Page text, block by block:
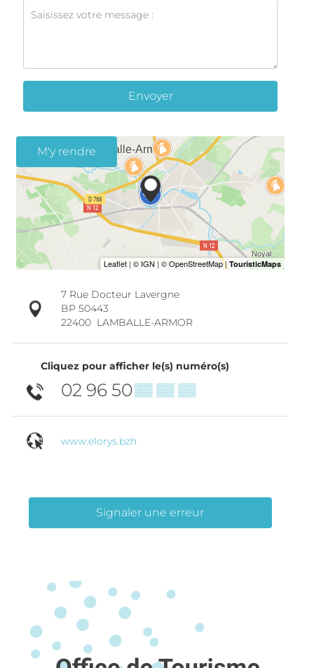
Envoyer
M'y rendre
7 Rue Docteur Lavergne
BP 50443
22400 LAMBALLE-ARMOR
Cliquez pour afficher le(s) numéro(s)
02 96 50▒▒ ▒▒ ▒▒
www.elorys.bzh
Signaler une erreur